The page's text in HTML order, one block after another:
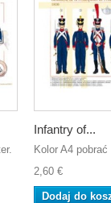
Infantry of...
Kolor A4
2,60 €
Dodaj do